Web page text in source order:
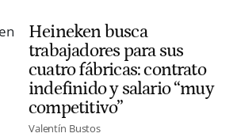
Heineken busca
trabajadores para sus
cuatro fábricas: contrato
indefinido y salario “muy
competitivo”
Valentín Bustos